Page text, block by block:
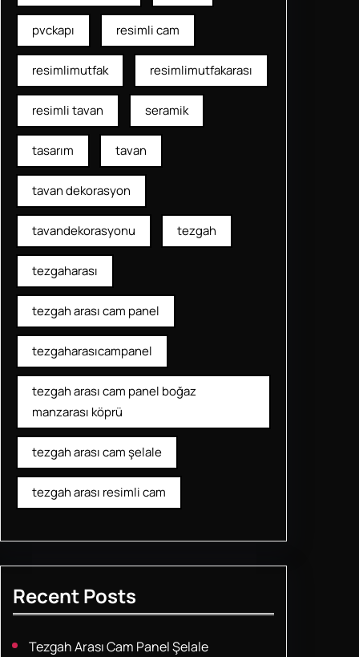
pvckapı resimli cam
resimlimutfak resimlimutfakarası
resimli tavan seramik
tasarım tavan
tavan dekorasyon
tavandekorasyonu tezgah
tezgaharası
tezgah arası cam panel
tezgaharasıcampanel
tezgah arası cam panel boğaz
manzarası köprü
tezgah arası cam şelale
tezgah arası resimli cam
Recent Posts
Tezgah Arası Cam Panel Şelale